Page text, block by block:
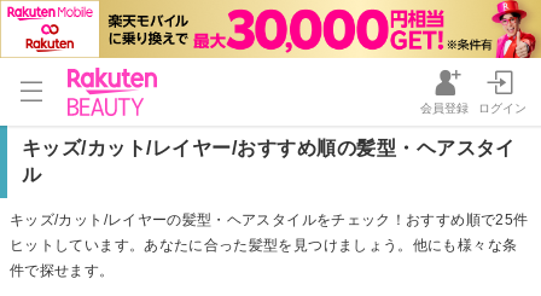
会員登録 ログイン
キッズ/カット/レイヤー/おすすめ順の髪型・ヘアスタイ
ル
キッズ/カット/レイヤーの髪型・ヘアスタイルをチェック！おすすめ順で25件
ヒットしています。あなたに合った髪型を見つけましょう。他にも様々な条
件で探せます。